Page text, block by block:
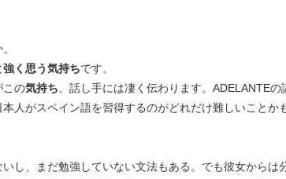
く思う気持ちです。
この気持ち、話し手には凄く伝わります。ADELANTE
人がスペイン語を習得するのがどれだけ難しいことか
いし、まだ勉強していない文法もある。でも彼女からは